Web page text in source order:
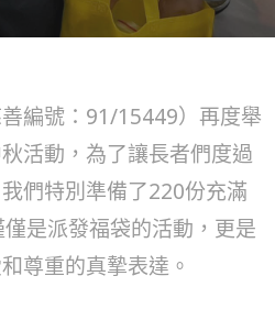
編號：91/15449）再度舉
活動，為了讓長者們度過
們特別準備了220份充滿
僅是派發福袋的活動，更是
尊重的真摯表達。